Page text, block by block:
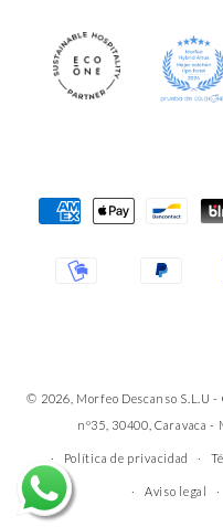
pago
© 2026, Morfeo Descanso S.L.U
nº35, 30400, Caravaca -
Política de privacidad
Aviso legal